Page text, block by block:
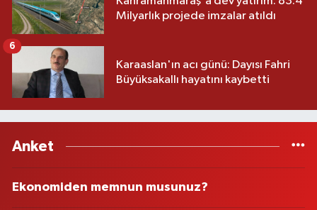
Milyarlık projede imzalar atıldı
Karaaslan'ın acı günü: Dayısı Fahri
Büyüksakallı hayatını kaybetti
6
Anket
Ekonomiden memnun musunuz?